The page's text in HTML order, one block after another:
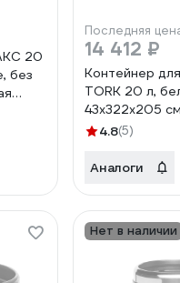
20
без
Последняя
14 412 ₽
Контейнер
TORK 20 л,
43х322х205
226100
4.8(5)
Аналоги
Нет в наличии